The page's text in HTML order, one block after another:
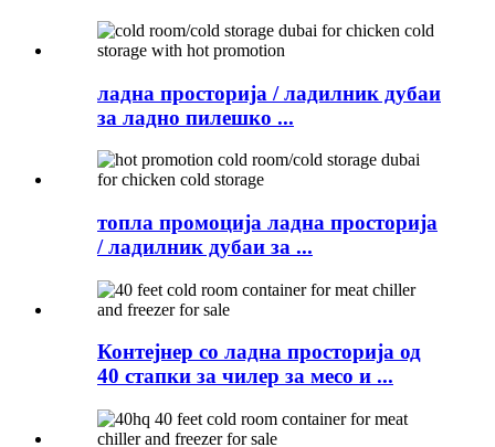
ладна просторија / ладилник дубаи
за ладно пилешко ...
топла промоција ладна просторија
/ ладилник дубаи за ...
Контејнер со ладна просторија од
40 стапки за чилер за месо и ...